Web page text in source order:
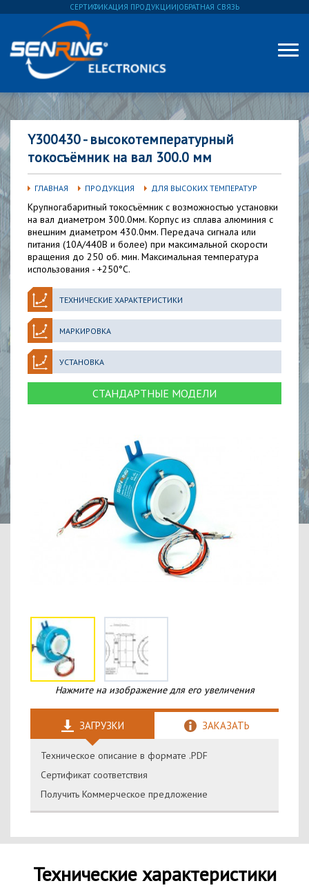
СЕРТИФИКАЦИЯ ПРОДУКЦИИ|ОБРАТНАЯ СВЯЗЬ
Y300430 - высокотемпературный
токосъёмник на вал 300.0 мм
ГЛАВНАЯ ПРОДУКЦИЯ ДЛЯ ВЫСОКИХ ТЕМПЕРАТУР
Крупногабаритный токосъёмник с возможностью установки
на вал диаметром 300.0мм. Корпус из сплава алюминия с
внешним диаметром 430.0мм. Передача сигнала или
питания (10А/440В и более) при максимальной скорости
вращения до 250 об. мин. Максимальная температура
использования - +250°С.
ТЕХНИЧЕСКИЕ ХАРАКТЕРИСТИКИ
МАРКИРОВКА
УСТАНОВКА
СТАНДАРТНЫЕ МОДЕЛИ
Нажмите на изображение для его увеличения
ЗАГРУЗКИ ЗАКАЗАТЬ
Техническое описание в формате .PDF
Сертификат соответствия
Получить Коммерческое предложение
Технические характеристики